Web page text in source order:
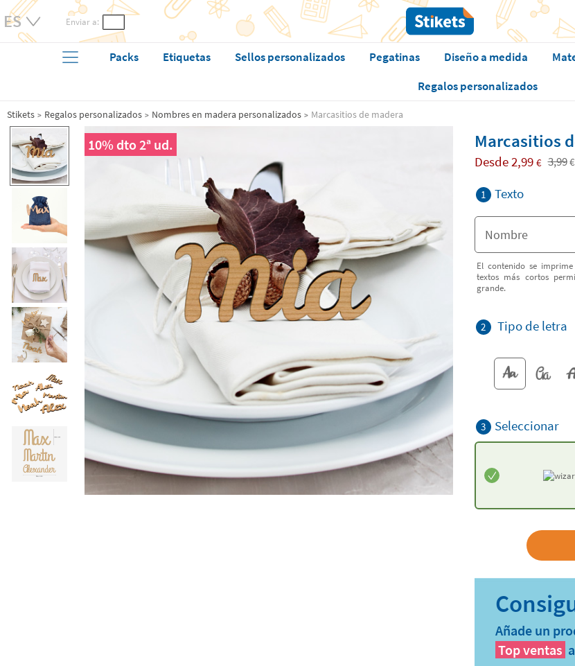
Enviar a:
Packs Etiquetas Sellos personalizados Pegatinas Diseño a medida
Regalos personalizados
Stikets Regalos personalizados Nombres en madera personalizados Marcasitios de madera
10% dto 2ª ud. Marcasitios
Desde2,99 € 3,99€
1 Texto
El contenido se
textos más cortos
grande.
2 Tipo de letra
3 Seleccionar
Añade un
Top ventas